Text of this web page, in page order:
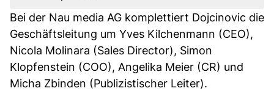
Bei der Nau media AG komplettiert Dojcinovic die
Geschäftsleitung um Yves Kilchenmann (CEO),
Nicola Molinara (Sales Director), Simon
Klopfenstein (COO), Angelika Meier (CR) und
Micha Zbinden (Publizistischer Leiter).